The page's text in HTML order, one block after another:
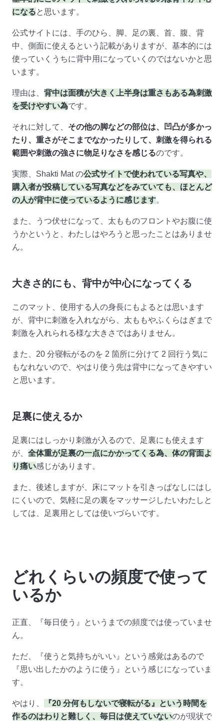
になると思います。
公式サイトには、手のひら、脚、足の裏、首、腹、背
中、側面に使えるという記載がありますが、基本的には
使っていくうちに背中用になっていくのではないかと思
います。
理由は、 背中は面積が大きく上半身は重さもある為刺激
を受けやすい為です。
それに対して、 その他の脚などの部位は、凹凸が多かっ
たり、重さがそこまでなかったりして、刺激を得られる
範囲や刺激の強さに物足りなさを感じるのです。
実際、Shakti Mat の公式サイトで使われている写真や、
購入者が投稿している写真などをみていても、ほとんど
の人が背中に使っているように感じます。
また、うつ伏せになって、太もものフロントやお腹に使
うかというと、わたしはやろうと思ったことはありませ
ん。
大きさ的にも、背中が中心になってくる
このマット、使用する人の身長にもよるとは思います
が、背中に刺激を入れながら、太ももやふくらはぎまで
刺激を入れられる様な大きさではありません。
また、20 分寝転がるのを 2 箇所に分けて 2 回行う気に
もなれないので、やはり使う先は背中になってきやすい
と思います。
足裏に使えるか
足裏にはしっかり刺激が入るので、足裏にも使えます
が、 全体重が足裏の一点にかかってくる為、体の背面よ
り痛い感じがあります。
また、後述しますが、床にマットを引きっぱなしにはし
にくいので、気軽に足の裏をマッサージしたいわたしと
しては、足裏用としては使いづらいです。
どれくらいの頻度で使って
いるか
正直、『毎日使う』というまでの頻度では使っていませ
ん。
ただ、『使うと気持ちがいい』という感覚はあるので
『思い出したかのように使う』という感じになっていま
す。
やはり、
『20 分何もしないで寝転がる』という時間を
作るのはわりと難しく、毎日は使えていないのが現状で